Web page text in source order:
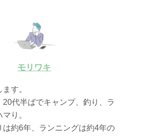
モリワキ
す。
20代半ばでキャンプ、釣り、ラ
り。
は約6年、ランニングは約4年の